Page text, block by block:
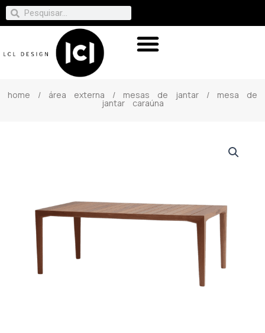
home / área externa / mesas de jantar / mesa de
jantar caraúna